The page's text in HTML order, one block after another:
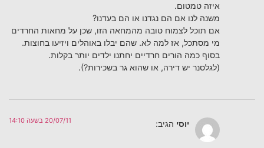
איזה טמטום.
משנה לנו אם הם נגדנו או הם בעדנו?
אם תוכל לצמוח טובה מהמחאה הזו, שכן על מחאות החרדים
מי מסתכל, אז למה לא. שהם יבלו באוהלים ויזיעו בחוצות.
בסוף כמה הורים חרדיים יחתנו ילדים יותר בקלות.
(לגלסנר יש דירה, או שהוא גר בשכירות?).
יוסי הגיב: 20/07/11 בשעה 14:10